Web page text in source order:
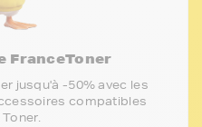
FranceToner
jusqu'à -50% avec les
compatibles